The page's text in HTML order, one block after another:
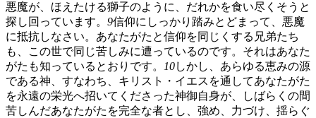
悪魔が、ほえたける獅子のように、だれかを食い尽くそうと
探し回っています。 9信仰にしっかり踏みとどまって、悪魔
に抵抗しなさい。あなたがたと信仰を同じくする兄弟たち
も、この世で同じ苦しみに遭っているのです。それはあなた
がたも知っているとおりです。
10しかし、あらゆる恵みの源
である神、すなわち、キリスト・イエスを通してあなたがた
を永遠の栄光へ招いてくださった神御自身が、しばらくの間
苦しんだあなたがたを完全な者とし、強め、力づけ、揺らぐ